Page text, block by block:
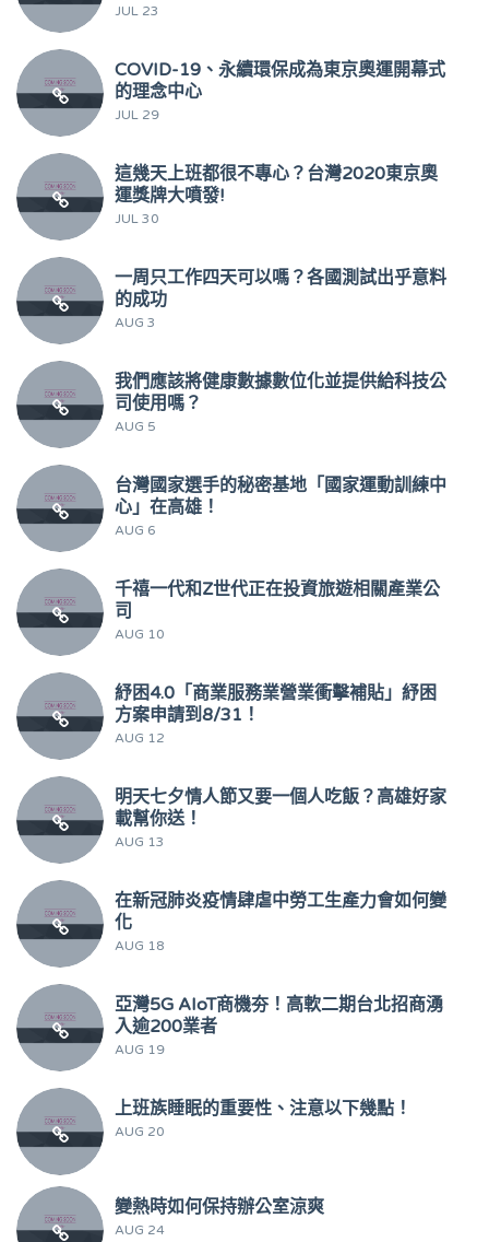
JUL 23
COVID-19、永續環保成為東京奧運開幕式
的理念中心
JUL 29
這幾天上班都很不專心？台灣2020東京奧
運獎牌大噴發!
JUL 30
一周只工作四天可以嗎？各國測試出乎意料
的成功
AUG 3
我們應該將健康數據數位化並提供給科技公
司使用嗎？
AUG 5
台灣國家選手的秘密基地「國家運動訓練中
心」在高雄！
AUG 6
千禧一代和Z世代正在投資旅遊相關產業公
司
AUG 10
紓困4.0「商業服務業營業衝擊補貼」紓困
方案申請到8/31！
AUG 12
明天七夕情人節又要一個人吃飯？高雄好家
載幫你送！
AUG 13
在新冠肺炎疫情肆虐中勞工生產力會如何變
化
AUG 18
亞灣5G AIoT商機夯！高軟二期台北招商湧
入逾200業者
AUG 19
上班族睡眠的重要性、注意以下幾點！
AUG 20
變熱時如何保持辦公室涼爽
AUG 24